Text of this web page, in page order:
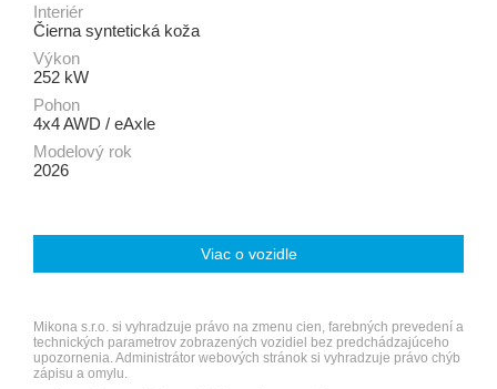
Interiér
Čierna syntetická koža
Výkon
252 kW
Pohon
4x4 AWD / eAxle
Modelový rok
2026
Viac o vozidle
Mikona s.r.o. si vyhradzuje právo na zmenu cien, farebných prevedení a
technických parametrov zobrazených vozidiel bez predchádzajúceho
upozornenia. Administrátor webových stránok si vyhradzuje právo chýb
zápisu a omylu.